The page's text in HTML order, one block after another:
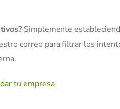
Simplemente
correo para filtrar los
tu empresa